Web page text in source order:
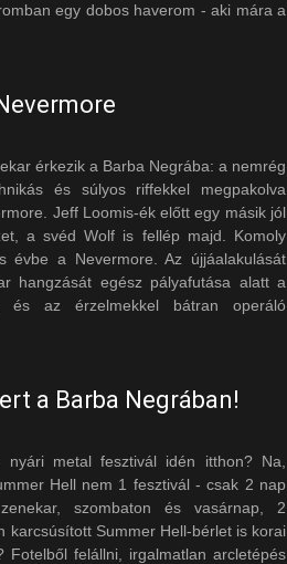
egy dobos haverom - aki mára a
érkezik a Barba Negrába: a nemrég
és súlyos riffekkel megpakolva
Jeff Loomis-ék előtt egy másik jól
a svéd Wolf is fellép majd. Komoly
évbe a Nevermore. Az újjáalakulását
hangzását egész pályafutása alatt a
és az érzelmekkel bátran operáló
a Barba Negrában!
metal fesztivál idén itthon? Na,
Hell nem 1 fesztivál - csak 2 nap
szombaton és vasárnap, 2
Summer Hell‑bérlet is korai
felállni, irgalmatlan arcletépés